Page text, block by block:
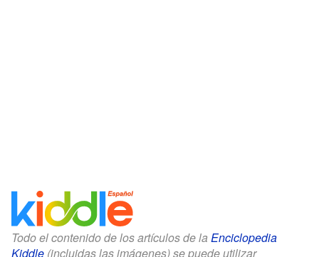
Todo el contenido de los artículos de la Enciclopedia
Kiddle (incluidas las imágenes) se puede utilizar